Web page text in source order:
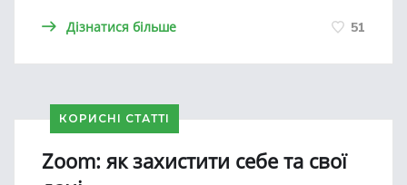
Дізнатися більше 51
КОРИСНІ СТАТТІ
Zoom: як захистити себе та свої